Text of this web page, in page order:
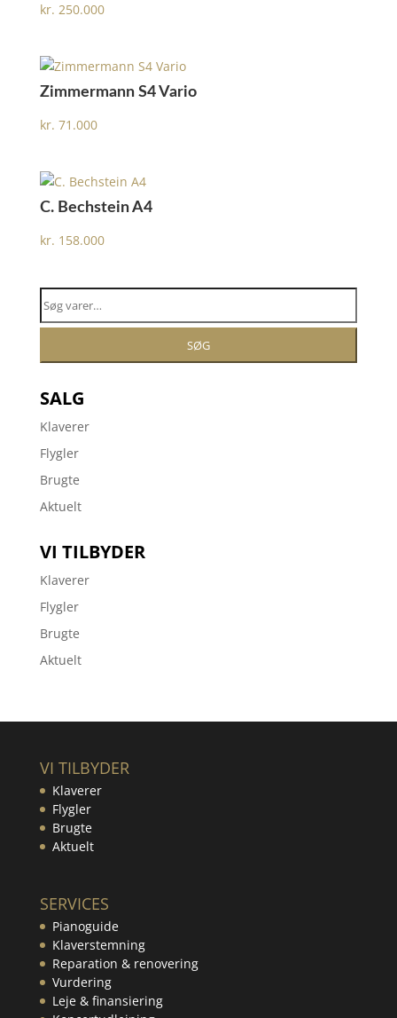
kr. 250.000
Zimmermann S4 Vario
kr. 71.000
C. Bechstein A4
kr. 158.000
efter:
SØG
SALG
Klaverer
Flygler
Brugte
Aktuelt
VI TILBYDER
Klaverer
Flygler
Brugte
Aktuelt
VI TILBYDER
Klaverer
Flygler
Brugte
Aktuelt
SERVICES
Pianoguide
Klaverstemning
Reparation & renovering
Vurdering
Leje & finansiering